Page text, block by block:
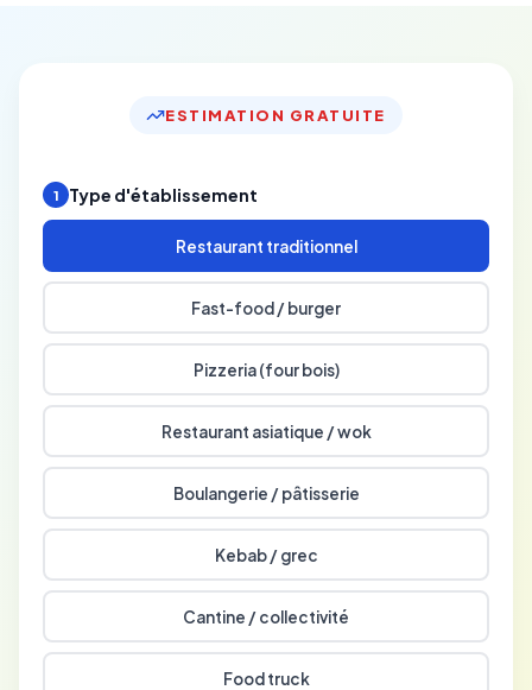
ESTIMATION GRATUITE
1 Type d'établissement
Restaurant traditionnel
Fast-food / burger
Pizzeria (four bois)
Restaurant asiatique / wok
Boulangerie / pâtisserie
Kebab / grec
Cantine / collectivité
Food truck